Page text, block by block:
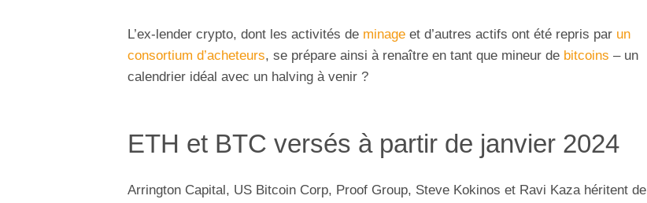
L’ex-lender crypto, dont les activités de minage et d’autres actifs ont été repris par un
consortium d’acheteurs, se prépare ainsi à renaître en tant que mineur de bitcoins – un
calendrier idéal avec un halving à venir ?
ETH et BTC versés à partir de janvier 2024
Arrington Capital, US Bitcoin Corp, Proof Group, Steve Kokinos et Ravi Kaza héritent de